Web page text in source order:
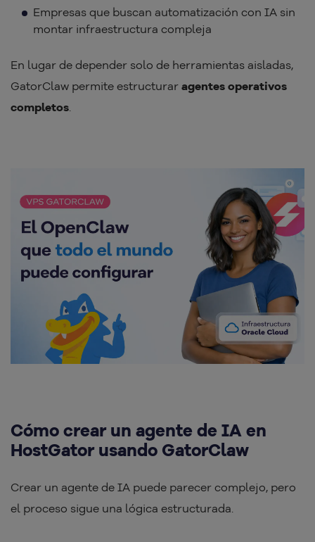
Empresas que buscan automatización con IA sin
montar infraestructura compleja
En lugar de depender solo de herramientas aisladas,
GatorClaw permite estructurar agentes operativos
completos
Cómo crear un agente de IA en
HostGator usando GatorClaw
Crear un agente de IA puede parecer complejo, pero
el proceso sigue una lógica estructurada.